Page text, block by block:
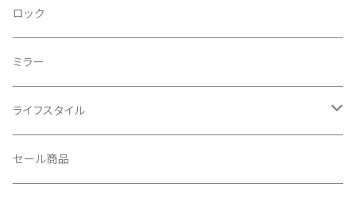
CRANKBROTHERS/クランクブラザーズ
CROSS SECTION/クロスセクション
CLIK/クリック
CUSH CORE/クッシュコア
フレームバッグ
輪行袋
輪行小物
バイクカバー
その他
テールライト
ロック
ミラー
ライフスタイル
キャップ
セール商品